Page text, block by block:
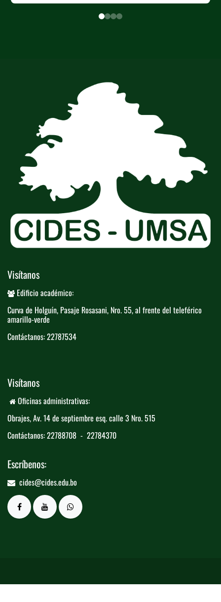
Zoilo Flores, un liberal de a de veras
(Alfredo Seoane)
Visítanos
Edificio académico:
Curva de Holguín, Pasaje Rosasani, Nro. ​55, al frente del teleférico​
amarillo-verde
Contáctanos: 22787534
Visítanos
Oficinas administrativas:
Obrajes, Av. 14 de septiembre esq. calle 3 ​ ​Nro. 515
Contáctanos: 22788708 - 22784370
Escríbenos:
cides@cides.edu.bo